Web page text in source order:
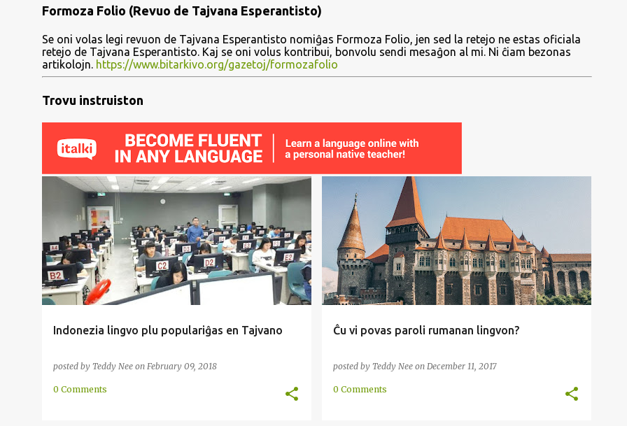
P
o
s
t
Formoza Folio (Revuo de Tajvana Esperantisto)
Se oni volas legi revuon de Tajvana Esperantisto nomiĝas Formoza Folio, jen sed la retejo ne estas oficiala
retejo de Tajvana Esperantisto. Kaj se oni volus kontribui, bonvolu sendi mesaĝon al mi. Ni ĉiam bezonas
artikolojn. https://www.bitarkivo.org/gazetoj/formozafolio
Trovu instruiston
Indonezia lingvo plu populariĝas en Tajvano
posted by Teddy Nee on February 09, 2018
ENKONDUKO INDONEZIO POPULARA
TAJVANO TESTO UNIVERSITATO
0 Comments
Ĉu vi povas paroli rumanan lingvon?
posted by Teddy Nee on December 11, 2017
ENKONDUKO ENRETA
RAKONTO RUMANIO SLAVA
0 Comments